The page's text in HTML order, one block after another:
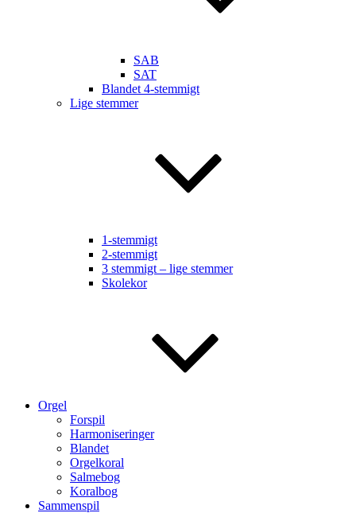
SAB
SAT
Blandet 4-stemmigt
Lige stemmer
1-stemmigt
2-stemmigt
3 stemmigt – lige stemmer
Skolekor
Orgel
Forspil
Harmoniseringer
Blandet
Orgelkoral
Salmebog
Koralbog
Sammenspil